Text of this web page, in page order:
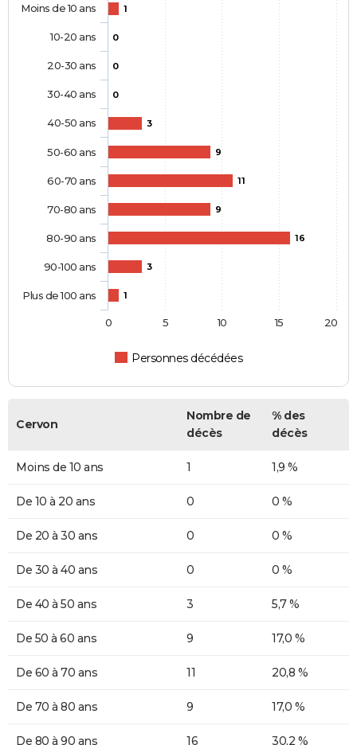
1
0
0
0
3
9
11
9
16
3
1
Personnes décédées
Moins de 10 ans
10-20 ans
20-30 ans
30-40 ans
40-50 ans
50-60 ans
60-70 ans
70-80 ans
80-90 ans
90-100 ans
Plus de 100 ans
0 5 10 15 20
Cervon
Nombre de
décès
% des
décès
Moins de 10 ans 1 1,9 %
De 10 à 20 ans 0 0 %
De 20 à 30 ans 0 0 %
De 30 à 40 ans 0 0 %
De 40 à 50 ans 3 5,7 %
De 50 à 60 ans 9 17,0 %
De 60 à 70 ans 11 20,8 %
De 70 à 80 ans 9 17,0 %
De 80 à 90 ans 16 30,2 %